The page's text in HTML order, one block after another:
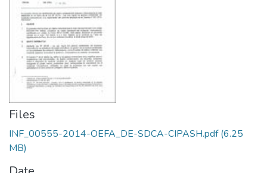
Files
INF_00555-2014-OEFA_DE-SDCA-CIPASH.pdf(6.25
MB)